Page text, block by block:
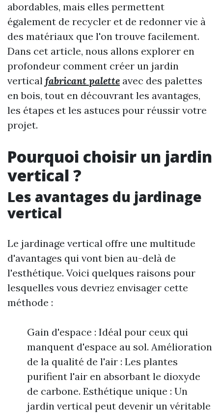
abordables, mais elles permettent
également de recycler et de redonner vie à
des matériaux que l'on trouve facilement.
Dans cet article, nous allons explorer en
profondeur comment créer un jardin
vertical fabricant palette avec des palettes
en bois, tout en découvrant les avantages,
les étapes et les astuces pour réussir votre
projet.
Pourquoi choisir un jardin
vertical ?
Les avantages du jardinage
vertical
Le jardinage vertical offre une multitude
d'avantages qui vont bien au-delà de
l'esthétique. Voici quelques raisons pour
lesquelles vous devriez envisager cette
méthode :
Gain d'espace : Idéal pour ceux qui
manquent d'espace au sol. Amélioration
de la qualité de l'air : Les plantes
purifient l'air en absorbant le dioxyde
de carbone. Esthétique unique : Un
jardin vertical peut devenir un véritable